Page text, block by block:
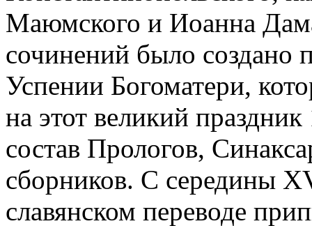
Маюмского и Иоанна
сочинений было создано
Успении Богоматери,
на этот великий
состав Прологов,
сборников. С середины
славянском переводе